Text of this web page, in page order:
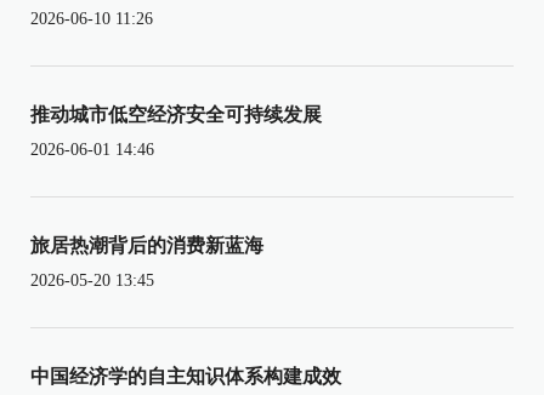
2026-06-10 11:26
推动城市低空经济安全可持续发展
2026-06-01 14:46
旅居热潮背后的消费新蓝海
2026-05-20 13:45
中国经济学的自主知识体系构建成效